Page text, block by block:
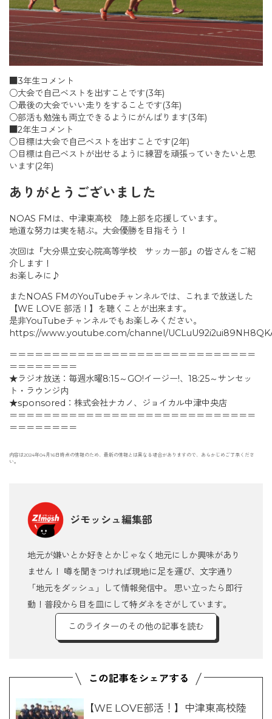
■3年生コメント
○大会で自己ベストを出すことです(3年)
○最後の大会でいい走りをすることです(3年)
○部活も勉強も両立できるようにがんばります(3年)
■2年生コメント
○目標は大会で自己ベストを出すことです(2年)
○目標は自己ベストが出せるように練習を頑張っていきたいと思
います(2年)
ありがとうございました
NOAS FMは、中津東高校 陸上部を応援しています。
地道な努力は実を結ぶ。大会優勝を目指そう！
次回は『大分県立安心院高等学校 サッカー部』の皆さんをご紹
介します！
お楽しみに♪
またNOAS FMのYouTubeチャンネルでは、これまで放送した
【WE LOVE 部活！】を聴くことが出来ます。
是非YouTubeチャンネルでもお楽しみください。
https://www.youtube.com/channel/
＝＝＝＝＝＝＝＝＝＝＝＝＝＝＝＝＝＝＝＝＝＝＝＝＝＝＝＝＝
＝＝＝＝＝＝＝＝
★ラジオ放送：毎週水曜8:15～GO!イージー!、18:25～サンセッ
ト・ラウンジ内
★sponsored：株式会社ナカノ、ジョイカル中津中央店
＝＝＝＝＝＝＝＝＝＝＝＝＝＝＝＝＝＝＝＝＝＝＝＝＝＝＝＝＝
＝＝＝＝＝＝＝＝
内容は2024年04月16日時点の情報のため、最新の情報とは異なる場合がありますので、あらかじめご了承くださ
い。
ジモッシュ編集部
地元が嫌いとか好きとかじゃなく地元にしか興味があり
ません！ 噂を聞きつければ現地に足を運び、文字通り
「地元をダッシュ」して情報発信中。 思い立ったら即行
動！普段から目を皿にして特ダネをさがしています。
このライターのその他の記事を読む
【WE LOVE部活！】中津東高校陸